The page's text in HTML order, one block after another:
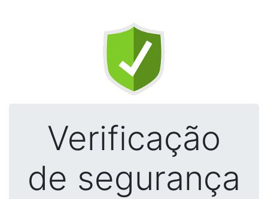
Verificação
de segurança